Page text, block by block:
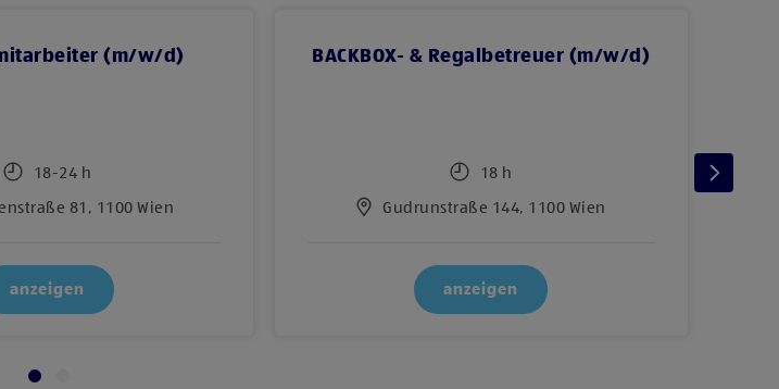
(m/w/d)
18-24 h
81, 1100 Wien
anzeigen
BACKBOX- & Regalbetreuer (m/w/d)
18 h
Gudrunstraße 144, 1100 Wien
anzeigen